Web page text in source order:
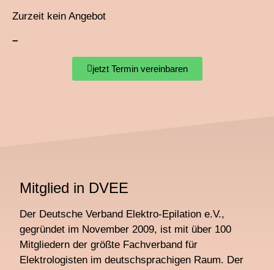
Zurzeit kein Angebot
–
jetzt Termin vereinbaren
Mitglied in DVEE
Der Deutsche Verband Elektro-Epilation e.V.,
gegründet im November 2009, ist mit über 100
Mitgliedern der größte Fachverband für
Elektrologisten im deutschsprachigen Raum. Der